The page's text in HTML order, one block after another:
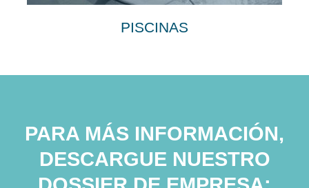
PISCINAS
PARA MÁS INFORMACIÓN,
DESCARGUE NUESTRO